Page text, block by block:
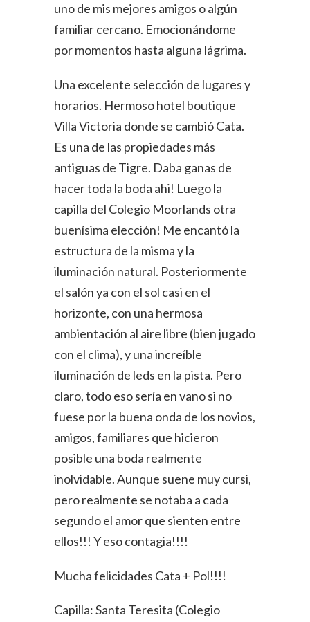
uno de mis mejores amigos o algún
familiar cercano. Emocionándome
por momentos hasta alguna lágrima.
Una excelente selección de lugares y
horarios. Hermoso hotel boutique
Villa Victoria donde se cambió Cata.
Es una de las propiedades más
antiguas de Tigre. Daba ganas de
hacer toda la boda ahi! Luego la
capilla del Colegio Moorlands otra
buenísima elección! Me encantó la
estructura de la misma y la
iluminación natural. Posteriormente
el salón ya con el sol casi en el
horizonte, con una hermosa
ambientación al aire libre (bien jugado
con el clima), y una increíble
iluminación de leds en la pista. Pero
claro, todo eso sería en vano si no
fuese por la buena onda de los novios,
amigos, familiares que hicieron
posible una boda realmente
inolvidable. Aunque suene muy cursi,
pero realmente se notaba a cada
segundo el amor que sienten entre
ellos!!! Y eso contagia!!!!
Mucha felicidades Cata + Pol!!!!
Capilla: Santa Teresita (Colegio